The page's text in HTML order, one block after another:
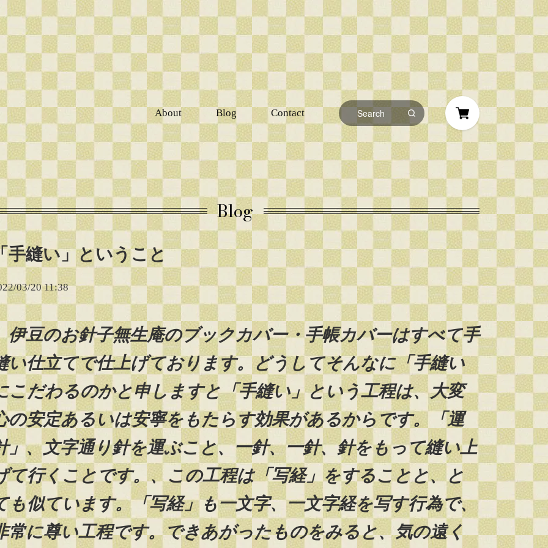
About Blog Contact
Blog
手縫い」ということ
03/20 11:38
豆のお針子無生庵のブックカバー・手帳カバーはすべて手
い仕立てで仕上げております。どうしてそんなに「手縫い
こだわるのかと申しますと「手縫い」という工程は、大変
の安定あるいは安寧をもたらす効果があるからです。「運
」、文字通り針を運ぶこと、一針、一針、針をもって縫い上
て行くことです。、この工程は「写経」をすることと、と
も似ています。「写経」も一文字、一文字経を写す行為で、
常に尊い工程です。できあがったものをみると、気の遠く